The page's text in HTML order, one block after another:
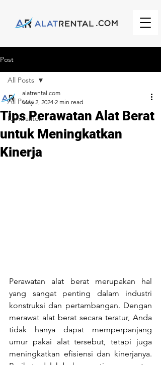
Post
All Posts
Kontraktor
All Posts
Tips Perawatan Alat Berat
untuk Meningkatkan
Kinerja
alatrental.com
May 2, 2024 2 min read
Perawatan alat berat merupakan hal
yang sangat penting dalam industri
konstruksi dan pertambangan. Dengan
merawat alat berat secara teratur, Anda
tidak hanya dapat memperpanjang
umur pakai alat tersebut, tetapi juga
meningkatkan efisiensi dan kinerjanya.